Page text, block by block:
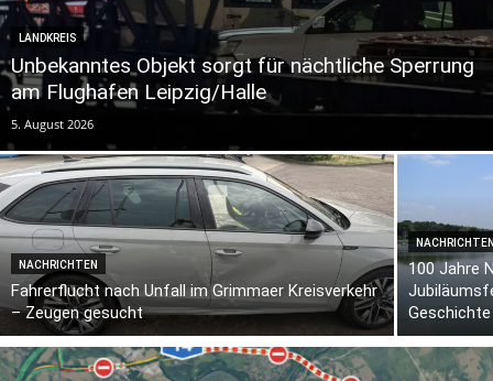
LANDKREIS
Unbekanntes Objekt sorgt für nächtliche Sperrung
am Flughafen Leipzig/Halle
5. August 2026
NACHRICHTEN
Fahrerflucht nach Unfall im Grimmaer Kreisverkehr
– Zeugen gesucht
100 Jahre
Geschichte